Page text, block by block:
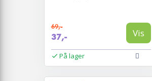
69,-
37,- Vis
På lager